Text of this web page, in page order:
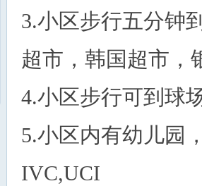
3.小区步行五分钟
超市，韩国超市，
4.小区步行可到球
5.小区内有幼儿园
IVC,UCI